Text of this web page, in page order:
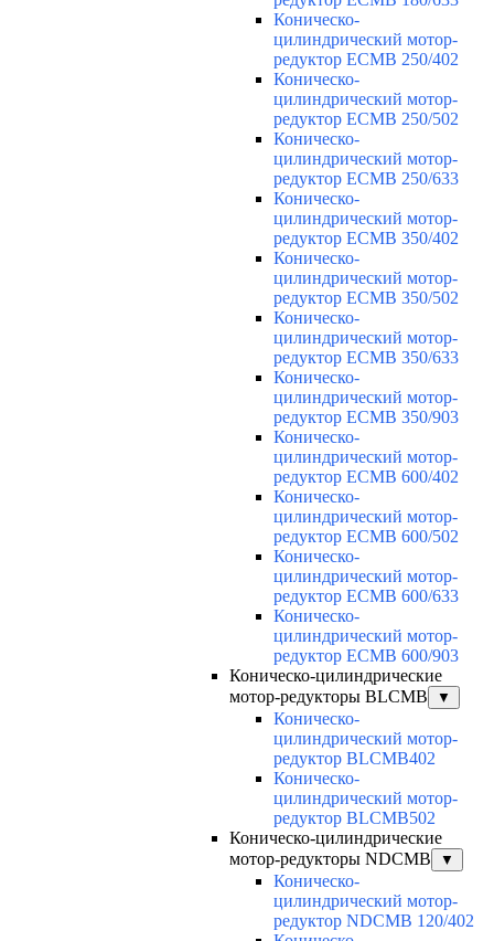
Коническо-
цилиндрический мотор-
редуктор ECMB 250/402
Коническо-
цилиндрический мотор-
редуктор ECMB 250/502
Коническо-
цилиндрический мотор-
редуктор ECMB 250/633
Коническо-
цилиндрический мотор-
редуктор ECMB 350/402
Коническо-
цилиндрический мотор-
редуктор ECMB 350/502
Коническо-
цилиндрический мотор-
редуктор ECMB 350/633
Коническо-
цилиндрический мотор-
редуктор ECMB 350/903
Коническо-
цилиндрический мотор-
редуктор ECMB 600/402
Коническо-
цилиндрический мотор-
редуктор ECMB 600/502
Коническо-
цилиндрический мотор-
редуктор ECMB 600/633
Коническо-
цилиндрический мотор-
редуктор ECMB 600/903
Коническо-цилиндрические
мотор-редукторы BLCMB
▼
Коническо-
цилиндрический мотор-
редуктор BLCMB402
Коническо-
цилиндрический мотор-
редуктор BLCMB502
Коническо-цилиндрические
мотор-редукторы NDCMB
▼
Коническо-
цилиндрический мотор-
редуктор NDCMB 120/402